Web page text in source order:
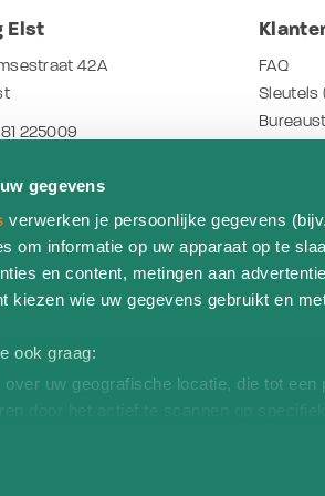
gegevens
verwerken je persoonlijke gegevens
om informatie op uw apparaat op te
en content, metingen aan
kiezen wie uw gegevens gebruikt en
ook graag:
uw geografische locatie, die tot
toestemming op elk moment wijzigen
Elst
42A
225009
- 17:00 uur
- 17.00 uur
feestdagen
FAQ
Sleutels